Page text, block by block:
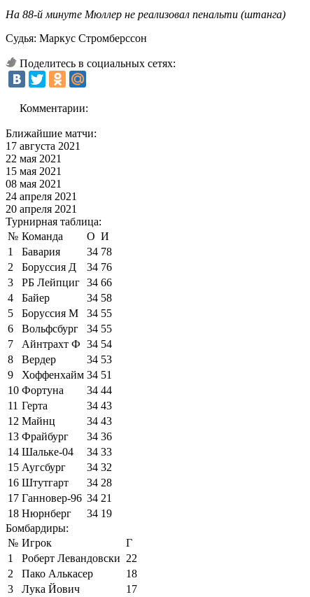
На 88-й минуте Мюллер не реализовал пенальти (штанга)
Судья: Маркус Стромберссон
Поделитесь в социальных сетях:
Комментарии:
Ближайшие матчи:
17 августа 2021
22 мая 2021
15 мая 2021
08 мая 2021
24 апреля 2021
20 апреля 2021
Турнирная таблица:
№ Команда О И
1
Бавария 34 78
2
Боруссия Д 34 76
3
РБ Лейпциг 34 66
4
Байер 34 58
5
Боруссия М 34 55
6
Вольфсбург 34 55
7
Айнтрахт Ф 34 54
8
Вердер 34 53
9
Хоффенхайм 34 51
10 Фортуна 34 44
11 Герта 34 43
12 Майнц 34 43
13 Фрайбург 34 36
14 Шальке-04 34 33
15 Аугсбург 34 32
16 Штутгарт 34 28
17 Ганновер-96 34 21
18 Нюрнберг 34 19
Бомбардиры:
№ Игрок
Г
1
Роберт Левандовски 22
2
Пако Алькасер
18
3
Лука Йович
17